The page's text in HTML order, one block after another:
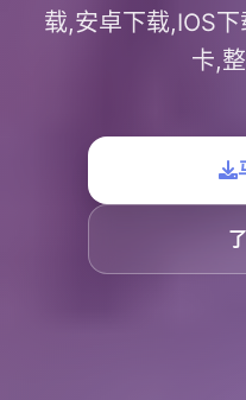
载,安卓下载,IOS
卡,